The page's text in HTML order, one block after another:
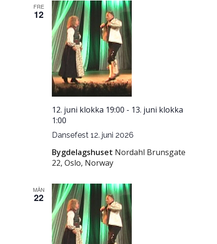
FRE
12
Dansefest 12. juni 2026
12. juni klokka 19:00 - 13. juni klokka
1:00
Bygdelagshuset Nordahl Brunsgate
22, Oslo, Norway
MÅN
22